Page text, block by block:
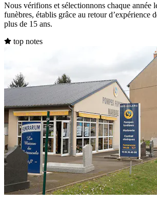
Nous vérifions et sélectionnons chaque année
funèbres, établis grâce au retour d’expérience
plus de 15 ans.
top notes